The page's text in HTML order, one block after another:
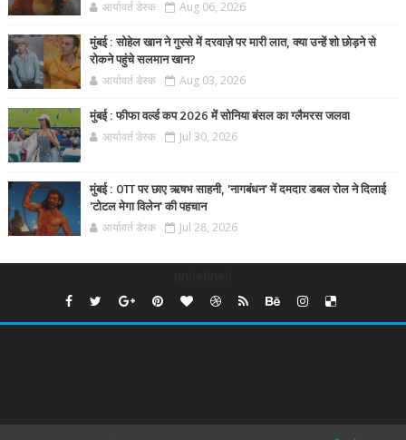
आर्यावर्त डेस्क Aug 06, 2026
मुंबई : सोहेल खान ने गुस्से में दरवाज़े पर मारी लात, क्या उन्हें शो छोड़ने से
रोकने पहुंचे सलमान खान?
आर्यावर्त डेस्क Aug 03, 2026
मुंबई : फीफा वर्ल्ड कप 2026 में सोनिया बंसल का ग्लैमरस जलवा
आर्यावर्त डेस्क Jul 30, 2026
मुंबई : OTT पर छाए ऋषभ साहनी, 'नागबंधन' में दमदार डबल रोल ने दिलाई
'टोटल मेगा विलेन' की पहचान
आर्यावर्त डेस्क Jul 28, 2026